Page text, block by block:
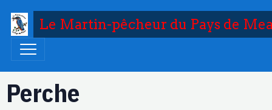
Le Martin-pêcheur du Pays de
Perche